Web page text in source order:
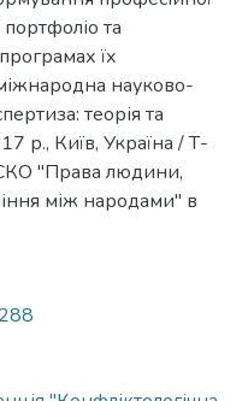
та
їх
науково-
теорія та
р., Київ, Україна / Т-
"Права людини,
між народами" в